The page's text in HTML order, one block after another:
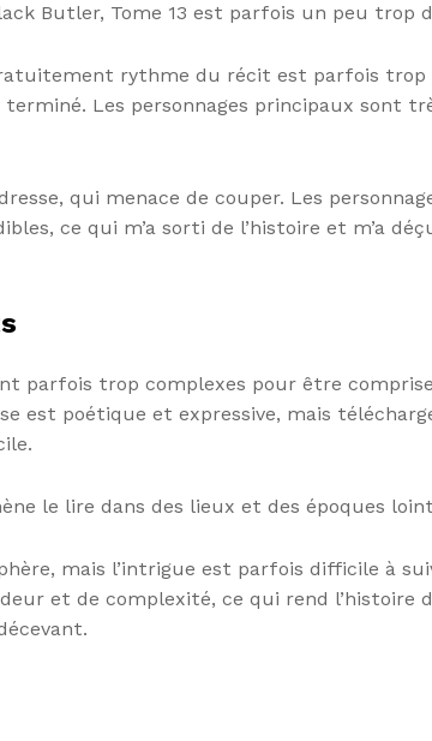
Butler, Tome 13 est parfois un peu trop
rythme du récit est parfois
Les personnages principaux sont
qui menace de couper. Les
ce qui m’a sorti de l’histoire et m’a
parfois trop complexes pour être
est poétique et expressive, mais
le lire dans des lieux et des époques
mais l’intrigue est parfois difficile à
et de complexité, ce qui rend